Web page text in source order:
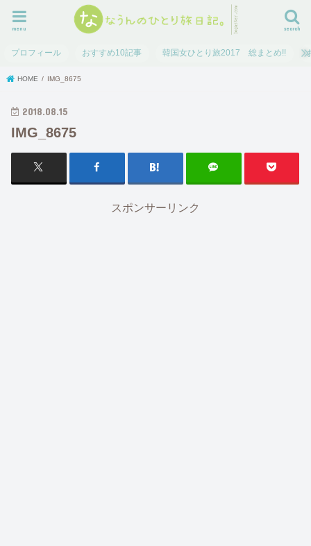
search
menu
プロフィール おすすめ10記事 韓国女ひとり旅2017 総まとめ!!
HOME IMG_8675
2018.08.15
IMG_8675
スポンサーリンク